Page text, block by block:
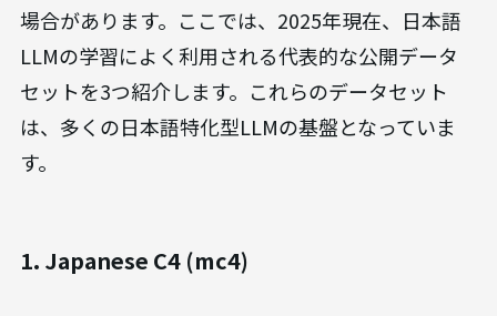
場合があります。ここでは、2025年現在、日本語
LLMの学習によく利用される代表的な公開データ
セットを3つ紹介します。これらのデータセット
は、多くの日本語特化型LLMの基盤となっていま
す。
1. Japanese C4 (mc4)